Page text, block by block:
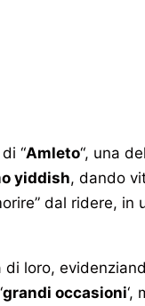
“Amleto“, una
yiddish, dando
dal ridere, in
loro,
grandi occasioni‘,